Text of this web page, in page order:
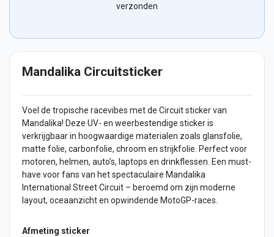
verzonden
Mandalika Circuitsticker
Voel de tropische racevibes met de Circuit sticker van
Mandalika! Deze UV- en weerbestendige sticker is
verkrijgbaar in hoogwaardige materialen zoals glansfolie,
matte folie, carbonfolie, chroom en strijkfolie. Perfect voor
motoren, helmen, auto’s, laptops en drinkflessen. Een must-
have voor fans van het spectaculaire Mandalika
International Street Circuit – beroemd om zijn moderne
layout, oceaanzicht en opwindende MotoGP-races.
Afmeting sticker